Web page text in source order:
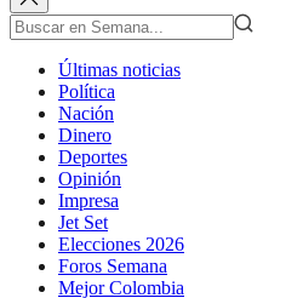
Últimas noticias
Política
Nación
Dinero
Deportes
Opinión
Impresa
Jet Set
Elecciones 2026
Foros Semana
Mejor Colombia